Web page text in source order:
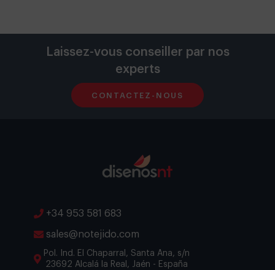
Laissez-vous conseiller par nos
experts
CONTACTEZ-NOUS
+34 953 581 683
sales@notejido.com
Pol. Ind. El Chaparral, Santa Ana, s/n
23692 Alcalá la Real, Jaén - España